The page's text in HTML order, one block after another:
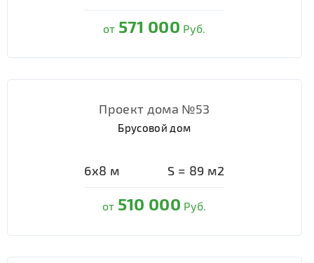
от 571 000 Руб.
Проект дома №53
Брусовой дом
6х8 м S = 89 м2
от 510 000 Руб.